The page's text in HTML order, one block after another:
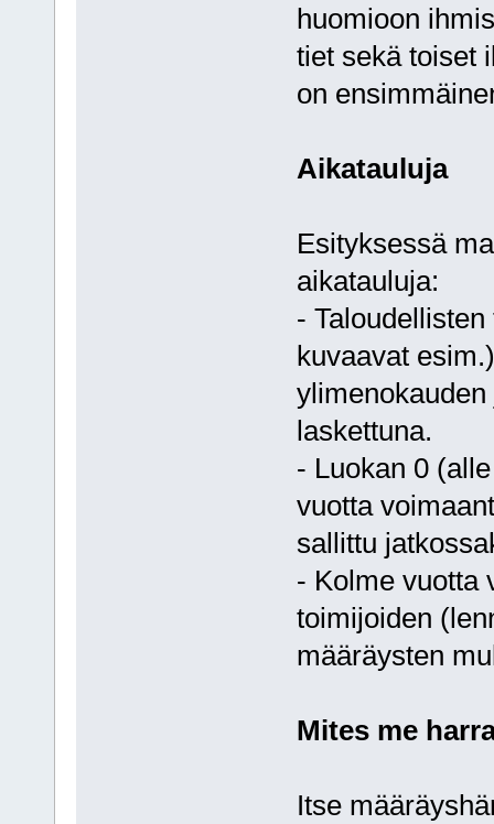
huomioon
tiet sekä toiset
on
Aikatauluja
Esityksessä
aikatauluja:
-
kuvaavat
laskettuna.
- Luokan 0
vuotta
sallittu
- Kolme vuotta
toimijoiden
määräysten
Mites me
Itse